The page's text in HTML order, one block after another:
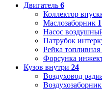
Двигатель 6
Коллектор
Маслозаборник 1
Насос
Патрубок
Рейка
Форсунка
Кузов внутри 24
Воздуховод
Воздухозаборник